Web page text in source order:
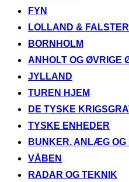
indholdFYN
LOLLAND &
BORNHOLM
ANHOLT OG ØVRIGE
JYLLAND
TUREN HJEM
DE TYSKE
TYSKE ENHEDER
BUNKER. ANLÆG OG
VÅBEN
RADAR OG TEKNIK